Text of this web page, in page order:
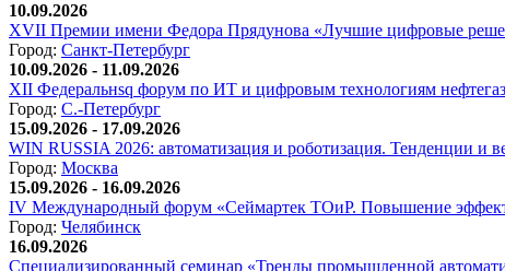
10.09.2026
XVII Премии имени Федора Прядунова «Лучшие цифровые
Город: Санкт-Петербург
10.09.2026 - 11.09.2026
XII Федеральнsq форум по ИТ и цифровым технологиям
Город: С.-Петербург
15.09.2026 - 17.09.2026
WIN RUSSIA 2026: автоматизация и роботизация. Тенденции и
Город: Москва
15.09.2026 - 16.09.2026
IV Международный форум «Сеймартек ТОиР. Повышение
Город: Челябинск
16.09.2026
Специализированный семинар «Тренды промышленной